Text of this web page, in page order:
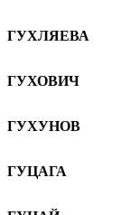
ГУХЛЯЕВА
ГУХОВИЧ
ГУХУНОВ
ГУЦАГА